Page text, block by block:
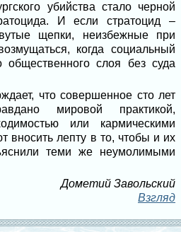
убийства стало черной
И если стратоцид –
щепки, неизбежные при
когда социальный
общественного слоя без суда
что совершенное сто лет
мировой практикой,
или кармическими
вносить лепту в то, чтобы и их
теми же неумолимыми
Дометий Завольский
Взгляд